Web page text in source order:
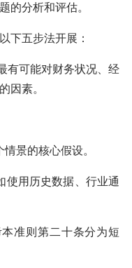
的分析和评估。
五步法开展：
可能对财务状况、经
因素。
景的核心假设。
用历史数据、行业通
准则第二十条分为短